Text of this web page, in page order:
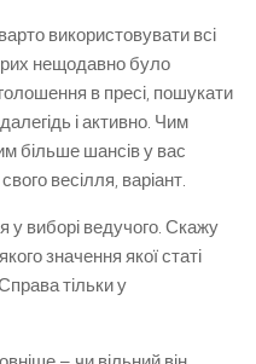
використовувати всі
нещодавно було
в пресі, пошукати
і активно. Чим
більше шансів у вас
весілля, варіант.
у виборі ведучого. Скажу
значення якої статі
тільки у